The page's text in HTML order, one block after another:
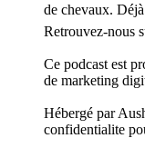
de chevaux.
Retrouvez-nous
Ce podcast est
de marketing
Hébergé par
confidentialite